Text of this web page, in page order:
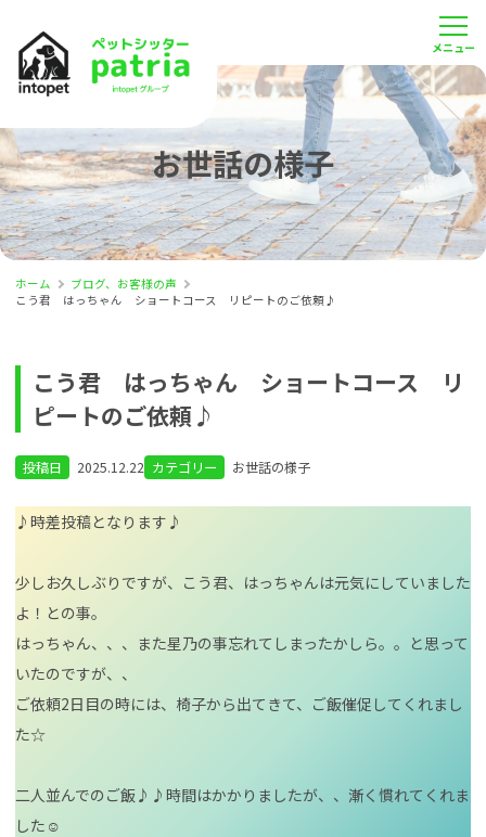
お世話の様子
ホーム
ブログ、お客様の声
こう君 はっちゃん ショートコース リピートのご依頼♪
こう君 はっちゃん ショートコース リ
ピートのご依頼♪
投稿日 2025.12.22 カテゴリー お世話の様子
♪時差投稿となります♪
少しお久しぶりですが、こう君、はっちゃんは元気にしていました
よ！との事。
はっちゃん、、、また星乃の事忘れてしまったかしら。。と思って
いたのですが、、
ご依頼2日目の時には、椅子から出てきて、ご飯催促してくれまし
た☆
二人並んでのご飯♪♪時間はかかりましたが、、漸く慣れてくれま
した☺